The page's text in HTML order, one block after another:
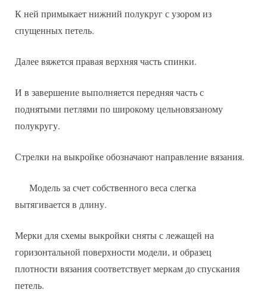
К ней примыкает нижний полукруг с узором из
спущенных петель.
Далее вяжется правая верхняя часть спинки.
И в завершение выполняется передняя часть с
поднятыми петлями по широкому цельновязаному
полукругу.
Стрелки на выкройке обозначают направление вязания.
Модель за счет собственного веса слегка
вытягивается в длину.
Мерки для схемы выкройки сняты с лежащей на
горизонтальной поверхности модели, и образец
плотности вязания соответствует меркам до спускания
петель.